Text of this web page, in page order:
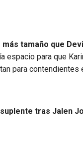
más tamaño que
espacio para que
para contendientes
suplente tras Jalen